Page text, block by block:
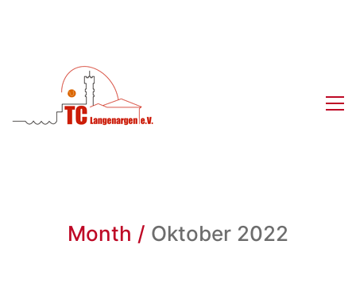
Month / Oktober 2022